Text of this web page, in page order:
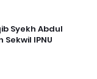
Syekh Abdul
IPNU